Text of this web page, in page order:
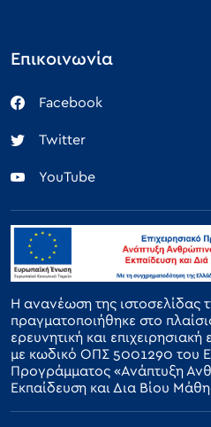
Επικοινωνία
Facebook
Twitter
YouTube
Η ανανέωση της ιστοσελίδας
πραγματοποιήθηκε στο
ερευνητική και
με κωδικό ΟΠΣ 5001290 του
Προγράμματος «Ανάπτυξη
Εκπαίδευση και Δια Βίου